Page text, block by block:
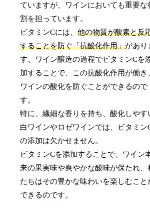
ていますが、ワインにおいても重要な
割を担っています。
ビタミンCには、他の物質が酸素と反
することを防ぐ「抗酸化作用」があり
す。ワイン醸造の過程でビタミンCを
加することで、この抗酸化作用が働き
ワインの酸化を防ぐことができるので
す。
特に、繊細な香りを持ち、酸化しやす
白ワインやロゼワインでは、ビタミン
の添加は欠かせません。
ビタミンCを添加することで、ワイン
来の果実味や爽やかな酸味が保たれ、
たちはその豊かな味わいを楽しむこと
できるのです。